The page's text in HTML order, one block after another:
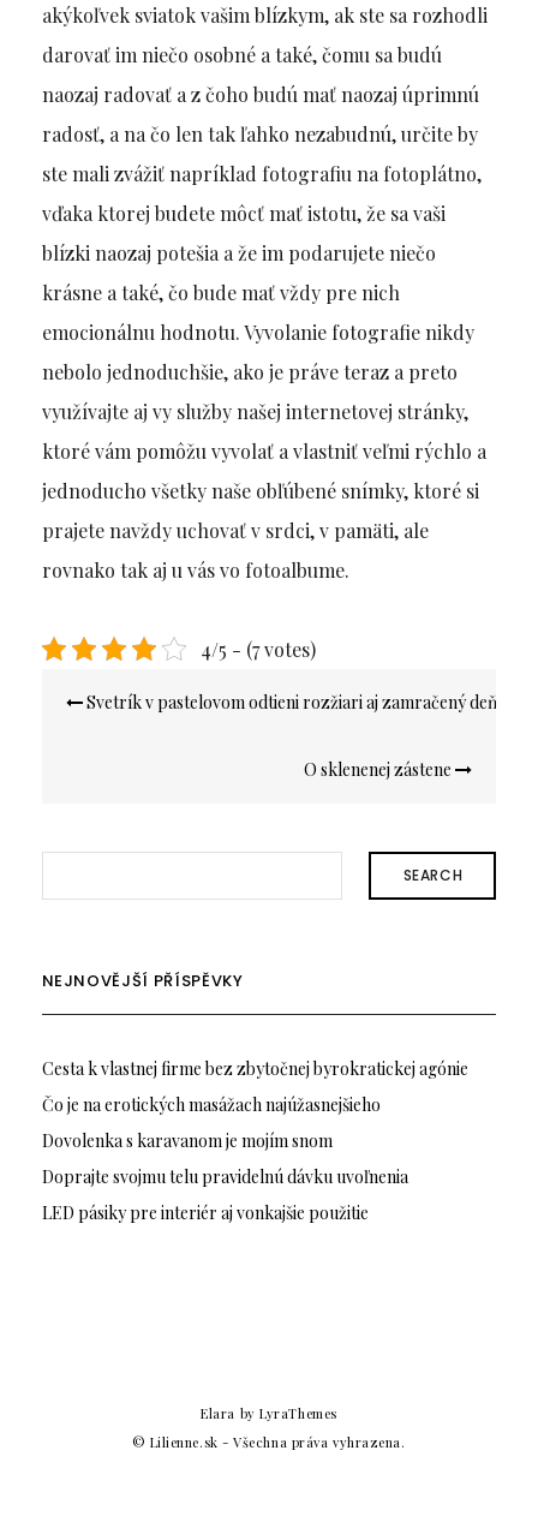
akýkoľvek sviatok vašim blízkym, ak ste sa rozhodli
darovať im niečo osobné a také, čomu sa budú
naozaj radovať a z čoho budú mať naozaj úprimnú
radosť, a na čo len tak ľahko nezabudnú, určite by
ste mali zvážiť napríklad fotografiu na fotoplátno,
vďaka ktorej budete môcť mať istotu, že sa vaši
blízki naozaj potešia a že im podarujete niečo
krásne a také, čo bude mať vždy pre nich
emocionálnu hodnotu.Vyvolanie fotografie nikdy
nebolo jednoduchšie, ako je práve teraz a preto
využívajte aj vy služby našej internetovej stránky,
ktoré vám pomôžu vyvolať a vlastniť veľmi rýchlo a
jednoducho všetky naše obľúbené snímky, ktoré si
prajete navždy uchovať v srdci, v pamäti, ale
rovnako tak aj u vás vo fotoalbume.
4/5 - (7 votes)
Navigace
proSvetrík v pastelovom odtieni rozžiari aj zamračený deň
O sklenenej zástene
SEARCH
NEJNOVĚJŠÍ PŘÍSPĚVKY
Cesta k vlastnej firme bez zbytočnej byrokratickej agónie
Čo je na erotických masážach najúžasnejšieho
Dovolenka s karavanom je mojím snom
Doprajte svojmu telu pravidelnú dávku uvoľnenia
LED pásiky pre interiér aj vonkajšie použitie
Elara by LyraThemes
© Lilienne.sk - Všechna práva vyhrazena.